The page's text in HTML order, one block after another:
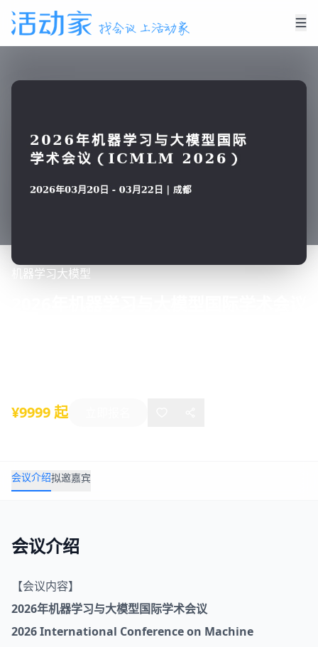
机器学习大模型
¥9999 起
会议介绍拟邀嘉宾
会议介绍
【会议内容】
2026年机器学习与大模型国际学术会议
2026 International Conference on Machine